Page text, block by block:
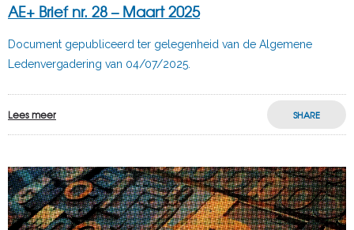
AE+ Brief nr. 28 – Maart 2025
Document gepubliceerd ter gelegenheid van de Algemene
Ledenvergadering van 04/07/2025.
Lees meer SHARE